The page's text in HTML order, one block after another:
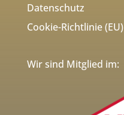
Datenschutz
Cookie-Richtlinie (EU)
Wir sind Mitglied im: